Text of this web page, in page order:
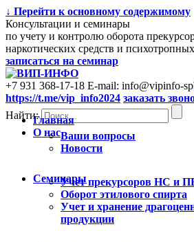
↓ Перейти к основному содержимому
Консультации и семинары
по учету и контролю оборота
наркотических средств и
записаться на семинар
+7 931 368-17-18 E-mail: info@vipinfo-
https://t.me/vip_info2024 заказать
Найти:Главная
О насВаши вопросы
Новости
СеминарыУчет прекурсоров НС и
Оборот этилового спирта
Учет и хранение
продукции